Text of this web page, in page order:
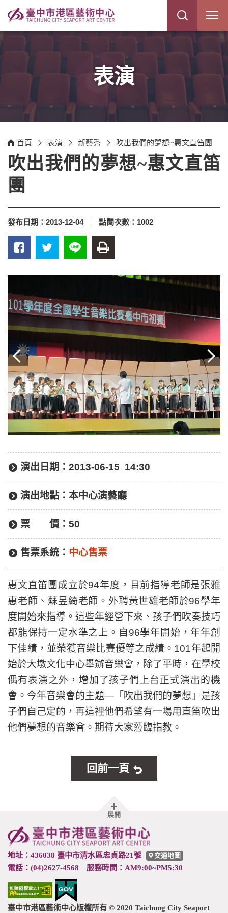
網
站
表演
首頁 表演 新藝秀 吹出我們的夢想~惠文直笛團
吹出我們的夢想~惠文直笛
團
發布日期： 2013-12-04 點閱次數： 1002
演出日期： 2013-06-15 14:30
演出地點： 本中心演藝廳
票 價： 50
售票系統： 中心售票
惠文直笛團成立於94年度，目前指導老師是張雅
惠老師、蘇昱綺老師。外聘黃世雄老師於96學年
度開始來指導。這些年經營下來、孩子們吹奏技巧
都能保持一定水準之上。自96學年開始，年年創
下佳績，並榮獲音樂比賽優等之成績。101年起開
始於大墩文化中心舉辦音樂會，除了平時，在學校
偶有表演之外，增加了孩子們上台正式演出的機
會。今年音樂會的主題—「吹出我們的夢想」是孩
子們自己定的，再這裡他們希望有一場用直笛吹出
他們夢想的音樂會。期待大家蒞臨指教。
回前一頁
展開胖
尾
地址：436038 臺中市清水區忠貞路21號 交通地圖
電話：(04)2627-4568 服務時間：AM9:00~PM5:30
臺中市港區藝術中心版權所有 © 2020 Taichung City Seaport